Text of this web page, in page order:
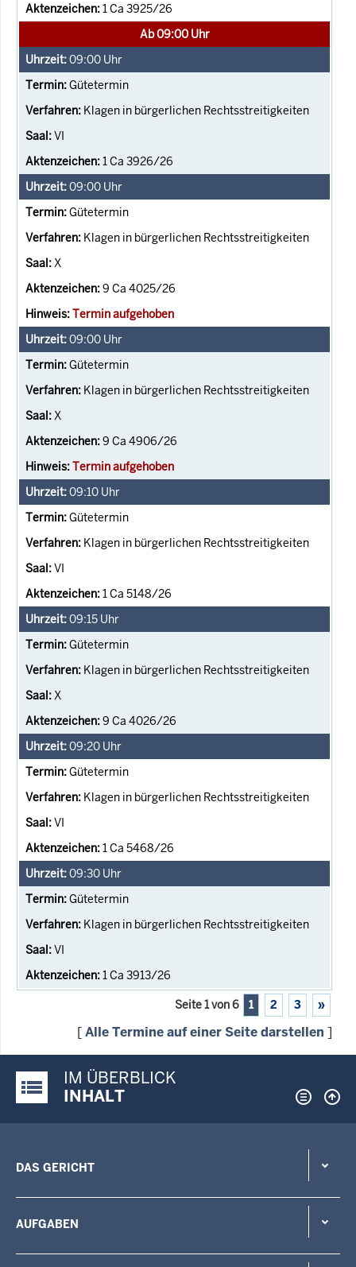
1 Ca 3925/26
Ab 09:00 Uhr
09:00 Uhr
Gütetermin
Klagen in bürgerlichen Rechtsstreitigkeiten
VI
1 Ca 3926/26
09:00 Uhr
Gütetermin
Klagen in bürgerlichen Rechtsstreitigkeiten
X
9 Ca 4025/26
Termin aufgehoben
09:00 Uhr
Gütetermin
Klagen in bürgerlichen Rechtsstreitigkeiten
X
9 Ca 4906/26
Termin aufgehoben
09:10 Uhr
Gütetermin
Klagen in bürgerlichen Rechtsstreitigkeiten
VI
1 Ca 5148/26
09:15 Uhr
Gütetermin
Klagen in bürgerlichen Rechtsstreitigkeiten
X
9 Ca 4026/26
09:20 Uhr
Gütetermin
Klagen in bürgerlichen Rechtsstreitigkeiten
VI
1 Ca 5468/26
09:30 Uhr
Gütetermin
Klagen in bürgerlichen Rechtsstreitigkeiten
VI
1 Ca 3913/26
Seite 1 von 6 1 2 3 »
[Alle Termine auf einer Seite darstellen ]
Justiz-Portal im Überblick:
IM ÜBERBLICK
INHALT
DAS GERICHT
AUFGABEN